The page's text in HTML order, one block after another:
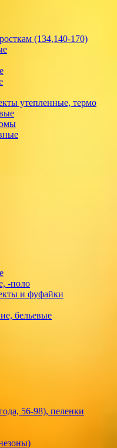
(134,140-170)
утепленные, термо
-поло
и фуфайки
бельевые
56-98), пеленки